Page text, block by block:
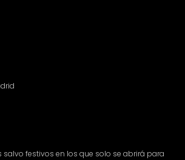
festivos en los que solo se abrirá para